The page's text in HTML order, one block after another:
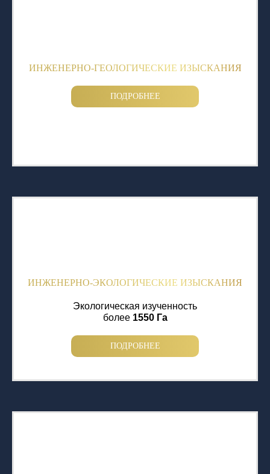
ИНЖЕНЕРНО-ГЕОЛОГИЧЕСКИЕ ИЗЫСКАНИЯ
ПОДРОБНЕЕ
ИНЖЕНЕРНО-ЭКОЛОГИЧЕСКИЕ ИЗЫСКАНИЯ
Экологическая изученность
более 1550 Га
ПОДРОБНЕЕ